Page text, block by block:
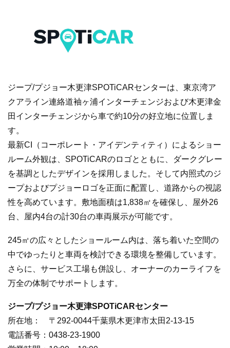
ジープ/プジョー木更津SPOTiCARセンターは、東京湾ア
クアライン連絡道袖ヶ浦インターチェンジおよび木更津金
田インターチェンジから車で約10分の好立地に位置しま
す。
最新CI（コーポレート・アイデンティティ）によるショー
ルーム外観は、SPOTiCARのロゴとともに、ダークグレー
を基調としたデザインを採用しました。そして内照式のジ
ープおよびプジョーロゴを正面に配置し、道路からの視認
性を高めています。敷地面積は1,838㎡を確保し、屋外26
台、屋内4台の計30台の車両展示が可能です。
245㎡の広々としたショールーム内は、落ち着いた空間の
中でゆったりと車両を検討できる環境を整備しています。
さらに、サービス工場も併設し、オーナーのカーライフを
万全の体制でサポートします。
ジープ/プジョー木更津SPOTiCARセンター
所在地： 〒292-0044千葉県木更津市太田2-13-15
電話番号：0438-23-1900